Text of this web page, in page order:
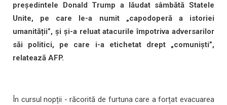
președintele Donald Trump a lăudat sâmbătă Statele
Unite, pe care le-a numit „capodoperă a istoriei
umanității”, și și-a reluat atacurile împotriva adversarilor
săi politici, pe care i-a etichetat drept „comuniști”,
relatează AFP.
În cursul nopții - răcorită de furtuna care a forțat evacuarea